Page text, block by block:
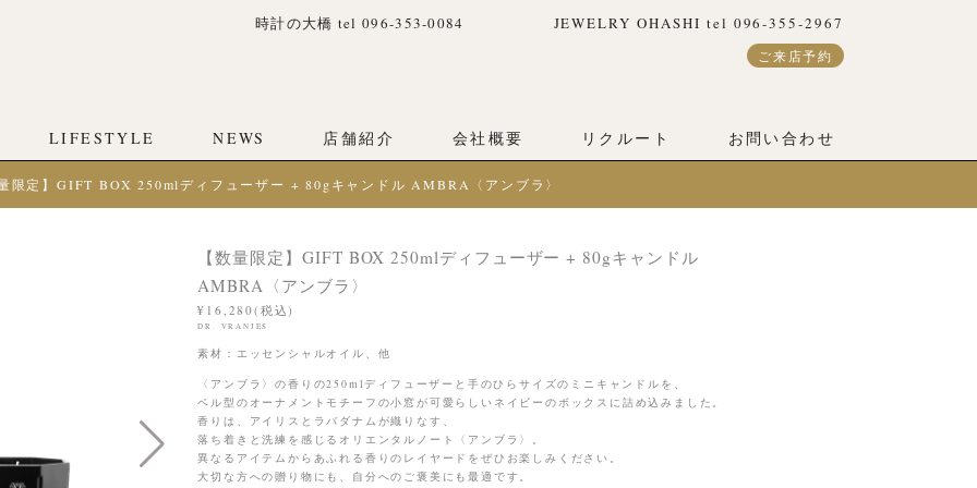
時計の大橋 tel 096-353-0084 JEWELRY OHASHI tel 096-355-2967
ご来店予約
LIFESTYLE NEWS 店舗紹介 会社概要 リクルート お問い合わせ
限定】GIFT BOX 250mlディフューザー + 80gキャンドル AMBRA〈アンブラ〉
【数量限定】GIFT BOX 250mlディフューザー + 80gキャンドル
AMBRA〈アンブラ〉
¥16,280(税込)
DR. VRANJES
素材：エッセンシャルオイル、他
〈アンブラ〉の香りの250mlディフューザーと手のひらサイズのミニキャンドルを、
ベル型のオーナメントモチーフの小窓が可愛らしいネイビーのボックスに詰め込みました。
香りは、アイリスとラバダナムが織りなす、
落ち着きと洗練を感じるオリエンタルノート〈アンブラ〉。
異なるアイテムからあふれる香りのレイヤードをぜひお楽しみください。
大切な方への贈り物にも、自分へのご褒美にも最適です。